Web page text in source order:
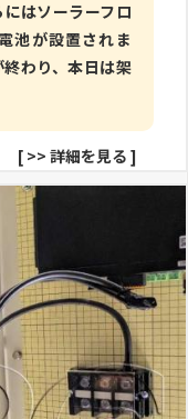
はソーラーフロ
池が設置されま
わり、本日は架
[ >> 詳細を見る ]